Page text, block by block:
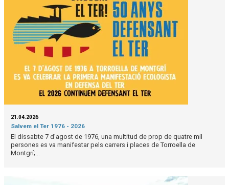
21.04.2026
Salvem el Ter 1976 - 2026
El dissabte 7 d’agost de 1976, una multitud de prop de quatre mil
persones es va manifestar pels carrers i places de Torroella de
Montgrí;...